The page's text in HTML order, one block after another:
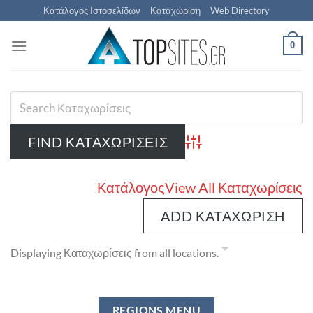
Μετάβαση
στο
περιεχόμενο
Κατάλογος Ιστοσελίδων Καταχώριση Web Directory
0
Advanced Search
ΚατάλογοςView All Καταχωρίσεις
ADD ΚΑΤΑΧΏΡΙΣΗ
Displaying Καταχωρίσεις from all locations.